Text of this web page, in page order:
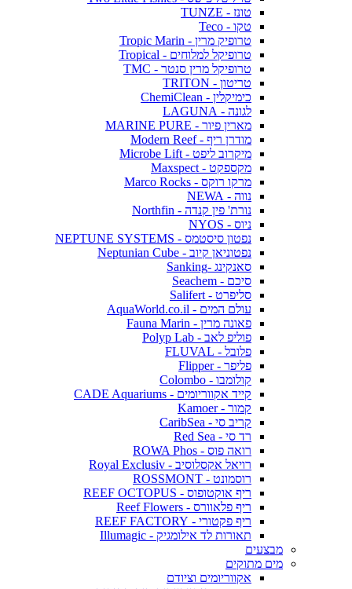
טונז - TUNZE
טקו - Teco
טרופיק מרין - Tropic Marin
טרופיקל למלוחים - Tropical
טרופיקל מרין סנטר - TMC
טריטון - TRITON
כימיקלין - ChemiClean
לגונה - LAGUNA
מארין פיור - MARINE PURE
מודרן ריף - Modern Reef
מיקרוב ליפט - Microbe Lift
מקספקט - Maxspect
מרקו רוקס - Marco Rocks
נווה - NEWA
נורת' פין קנדה - Northfin
ניוס - NYOS
נפטון סיסטמס - NEPTUNE SYSTEMS
נפטוניאן קיוב - Neptunian Cube
סאנקינג -Sanking
סיכם - Seachem
סליפרט - Salifert
עולם המים - AquaWorld.co.il
פאונה מרין - Fauna Marin
פוליפ לאב - Polyp Lab
פלובל - FLUVAL
פליפר - Flipper
קולומבו - Colombo
קייד אקווריומים - CADE Aquariums
קמור - Kamoer
קריב סי - CaribSea
רד סי - Red Sea
רואה פוס - ROWA Phos
רויאל אקסלוסיב - Royal Exclusiv
רוסמונט - ROSSMONT
ריף אוקטופוס - REEF OCTOPUS
ריף פלאוורס - Reef Flowers
ריף פקטורי - REEF FACTORY
תאורות לד אילומגיק - Illumagic
מבצעים
מים מתוקים
אקווריומים וציודם